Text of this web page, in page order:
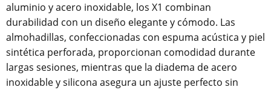
aluminio y acero inoxidable, los X1 combinan
durabilidad con un diseño elegante y cómodo. Las
almohadillas, confeccionadas con espuma acústica y piel
sintética perforada, proporcionan comodidad durante
largas sesiones, mientras que la diadema de acero
inoxidable y silicona asegura un ajuste perfecto sin